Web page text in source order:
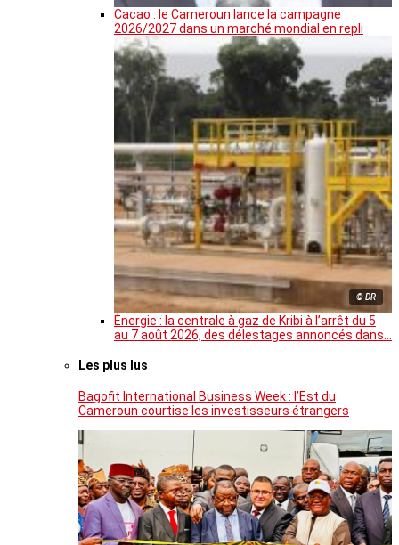
Cacao : le Cameroun lance la campagne
2026/2027 dans un marché mondial en repli
© DR
Énergie : la centrale à gaz de Kribi à l’arrêt du 5
au 7 août 2026, des délestages annoncés dans…
Les plus lus
Bagofit International Business Week : l’Est du
Cameroun courtise les investisseurs étrangers